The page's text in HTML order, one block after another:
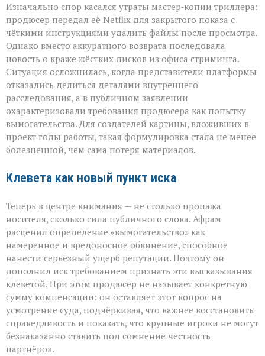
Изначально спор касался утраты мастер‑копии триллера:
продюсер передал её Netflix для закрытого показа с
чёткими инструкциями удалить файлы после просмотра.
Однако вместо аккуратного возврата последовала
новость о краже жёстких дисков из офиса стриминга.
Ситуация осложнилась, когда представители платформы
отказались делиться деталями внутреннего
расследования, а в публичном заявлении
охарактеризовали требования продюсера как попытку
вымогательства. Для создателей картины, вложивших в
проект годы работы, такая формулировка стала не менее
болезненной, чем сама потеря материалов.
Клевета как новый пункт иска
Теперь в центре внимания — не столько пропажа
носителя, сколько сила публичного слова. Афрам
расценил определение «вымогательство» как
намеренное и вредоносное обвинение, способное
нанести серьёзный ущерб репутации. Поэтому он
дополнил иск требованием признать эти высказывания
клеветой. При этом продюсер не называет конкретную
сумму компенсации: он оставляет этот вопрос на
усмотрение суда, подчёркивая, что важнее восстановить
справедливость и показать, что крупные игроки не могут
безнаказанно ставить под сомнение честность
партнёров.